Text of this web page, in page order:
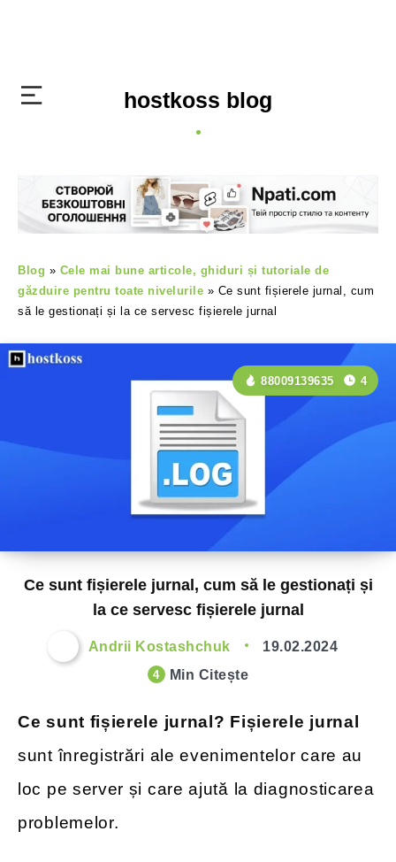
hostkoss blog
Blog » Cele mai bune articole, ghiduri și tutoriale de
găzduire pentru toate nivelurile » Ce sunt fișierele jurnal, cum
să le gestionați și la ce servesc fișierele jurnal
Ce sunt fișierele jurnal, cum să le gestionați și
la ce servesc fișierele jurnal
88009139635 4
Andrii Kostashchuk 19.02.2024
4 Min Citește
Ce sunt fișierele jurnal? Fișierele jurnal
sunt înregistrări ale evenimentelor care au
loc pe server și care ajută la diagnosticarea
problemelor.